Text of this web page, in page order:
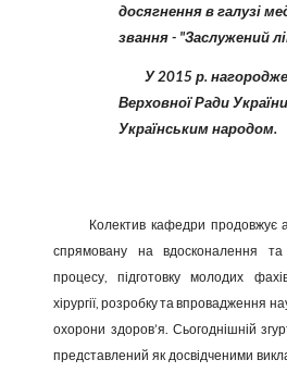
досягнення в галузі
звання - "Заслужений
У 2015 р.
Верховної Ради
Українським народом.
Колектив кафедри продовжує
спрямовану на вдосконалення та
процесу, підготовку молодих
хірургії, розробку та впровадження
охорони здоров’я. Сьогоднішній
представлений як досвідченими